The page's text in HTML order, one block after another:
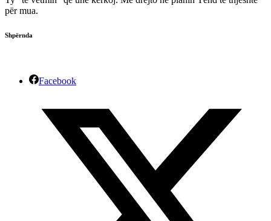
për mua.
Shpërnda
Facebook